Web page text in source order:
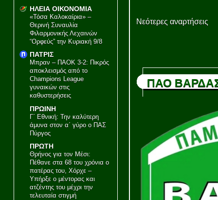
ΗΛΕΙΑ ΟΙΚΟΝΟΜΙΑ
«Τόσα Καλοκαίρια» –
Θερινή Συναυλία
Φιλαρμονικής Λεχαινών
“Ορφεύς” την Κυριακή 9/8
ΠΑΤΡΙΣ
Μπραν – ΠΑΟΚ 3-2: Πικρός
αποκλεισμός από το
Champions League
γυναικών στις
καθυστερήσεις
ΠΡΩΙΝΗ
Γ΄ Εθνική: Την καλύτερη
άμυνα στον α΄ γύρο ο ΠΑΣ
Πύργος
ΠΡΩΤΗ
Θρήνος για τον Μέσι:
Πέθανε στα 68 του χρόνια ο
πατέρας του, Χόρχε –
Υπήρξε ο μέντορας και
ατζέντης του μέχρι την
τελευταία στιγμή
Νεότερες αναρτήσεις
ΠΑΟ